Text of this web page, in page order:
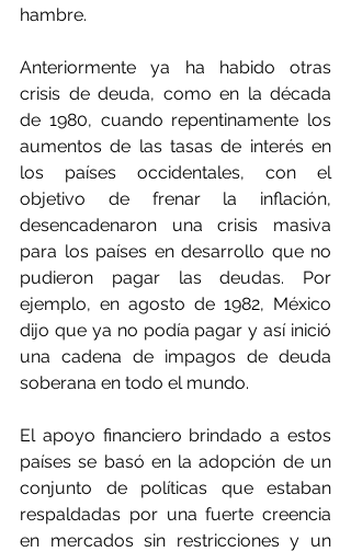
hambre.
Anteriormente ya ha habido otras
crisis de deuda, como en la década
de 1980, cuando repentinamente los
aumentos de las tasas de interés en
los países occidentales, con el
objetivo de frenar la inflación,
desencadenaron una crisis masiva
para los países en desarrollo que no
pudieron pagar las deudas. Por
ejemplo, en agosto de 1982, México
dijo que ya no podía pagar y así inició
una cadena de impagos de deuda
soberana en todo el mundo.
El apoyo financiero brindado a estos
países se basó en la adopción de un
conjunto de políticas que estaban
respaldadas por una fuerte creencia
en mercados sin restricciones y un